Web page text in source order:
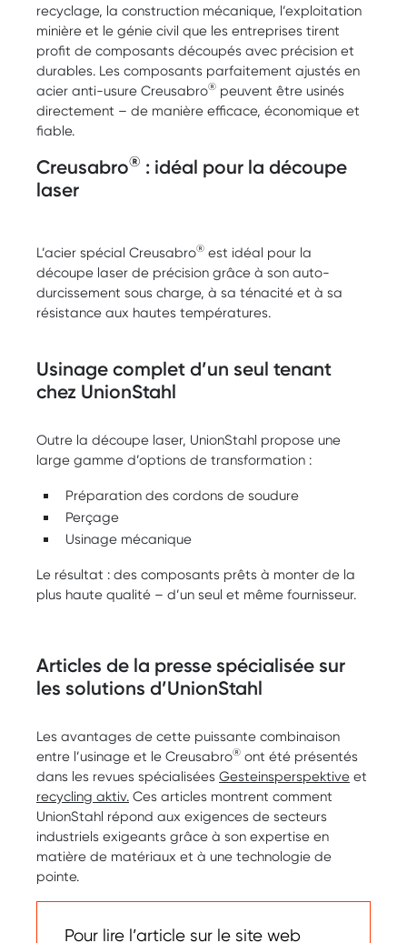
recyclage, la construction mécanique, l’exploitation
minière et le génie civil que les entreprises tirent
profit de composants découpés avec précision et
durables. Les composants parfaitement ajustés en
acier anti-usure Creusabro® peuvent être usinés
directement – de manière efficace, économique et
fiable.
Creusabro® : idéal pour la découpe
laser
L’acier spécial Creusabro® est idéal pour la
découpe laser de précision grâce à son auto-
durcissement sous charge, à sa ténacité et à sa
résistance aux hautes températures.
Usinage complet d’un seul tenant
chez UnionStahl
Outre la découpe laser, UnionStahl propose une
large gamme d’options de transformation :
Préparation des cordons de soudure
Perçage
Usinage mécanique
Le résultat : des composants prêts à monter de la
plus haute qualité – d’un seul et même fournisseur.
Articles de la presse spécialisée sur
les solutions d’UnionStahl
Les avantages de cette puissante combinaison
entre l’usinage et le Creusabro® ont été présentés
dans les revues spécialisées Gesteinsperspektive et
recycling aktiv. Ces articles montrent comment
UnionStahl répond aux exigences de secteurs
industriels exigeants grâce à son expertise en
matière de matériaux et à une technologie de
pointe.
Pour lire l’article sur le site web